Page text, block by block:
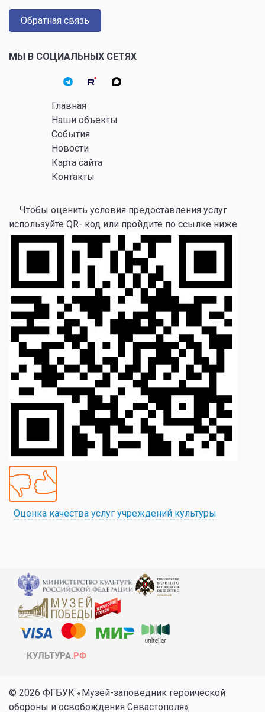
Обратная связь
МЫ В СОЦИАЛЬНЫХ СЕТЯХ
Главная
Наши объекты
События
Новости
Карта сайта
Контакты
Чтобы оценить условия предоставления услуг
используйте QR- код или пройдите по ссылке ниже
Оценка качества услуг учреждений культуры
© 2026 ФГБУК «Музей-заповедник героической
обороны и освобождения Севастополя»